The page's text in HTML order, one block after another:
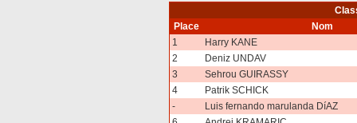
Place
Nom
1
Harry KANE
2
Deniz UNDAV
3
Sehrou GUIRASSY
4
Patrik SCHICK
-
Luis fernando marulanda DíAZ